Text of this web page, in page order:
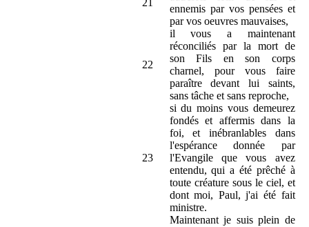
ennemis par vos pensées et
par vos oeuvres mauvaises,
22
il vous a maintenant
réconciliés par la mort de
son Fils en son corps
charnel, pour vous faire
paraître devant lui saints,
sans tâche et sans reproche,
23
si du moins vous demeurez
fondés et affermis dans la
foi, et inébranlables dans
l'espérance donnée par
l'Evangile que vous avez
entendu, qui a été prêché à
toute créature sous le ciel, et
dont moi, Paul, j'ai été fait
ministre.
Maintenant je suis plein de